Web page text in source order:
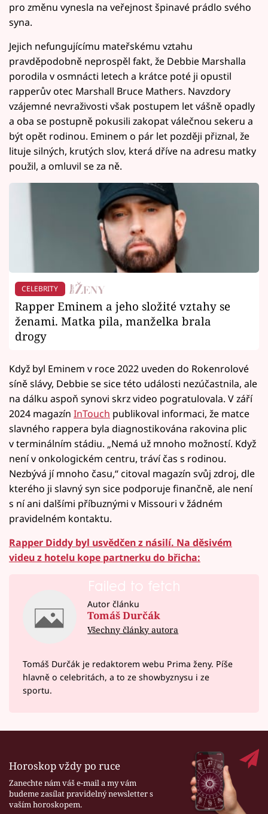
pro změnu vynesla na veřejnost špinavé prádlo svého
syna.
Jejich nefungujícímu mateřskému vztahu
pravděpodobně neprospěl fakt, že Debbie Marshalla
porodila v osmnácti letech a krátce poté ji opustil
rapperův otec Marshall Bruce Mathers. Navzdory
vzájemné nevraživosti však postupem let vášně opadly
a oba se postupně pokusili zakopat válečnou sekeru a
být opět rodinou. Eminem o pár let později přiznal, že
lituje silných, krutých slov, která dříve na adresu matky
použil, a omluvil se za ně.
CELEBRITY
Rapper Eminem a jeho složité vztahy se
ženami. Matka pila, manželka brala
drogy
Když byl Eminem v roce 2022 uveden do Rokenrolové
síně slávy, Debbie se sice této události nezúčastnila, ale
na dálku aspoň synovi skrz video pogratulovala. V září
2024 magazín InTouch publikoval informaci, že matce
slavného rappera byla diagnostikována rakovina plic
v terminálním stádiu. „Nemá už mnoho možností. Když
není v onkologickém centru, tráví čas s rodinou.
Nezbývá jí mnoho času,“ citoval magazín svůj zdroj, dle
kterého ji slavný syn sice podporuje finančně, ale není
s ní ani dalšími příbuznými v Missouri v žádném
pravidelném kontaktu.
Rapper Diddy byl usvědčen z násilí. Na děsivém
videu z hotelu kope partnerku do břicha:
Failed to fetch
Autor článku
Tomáš Durčák
Všechny články autora
Tomáš Durčák je redaktorem webu Prima ženy. Píše
hlavně o celebritách, a to ze showbyznysu i ze
sportu.
Horoskop vždy po ruce
Zanechte nám váš e-mail a my vám
budeme zasílat pravidelný newsletter s
vaším horoskopem.